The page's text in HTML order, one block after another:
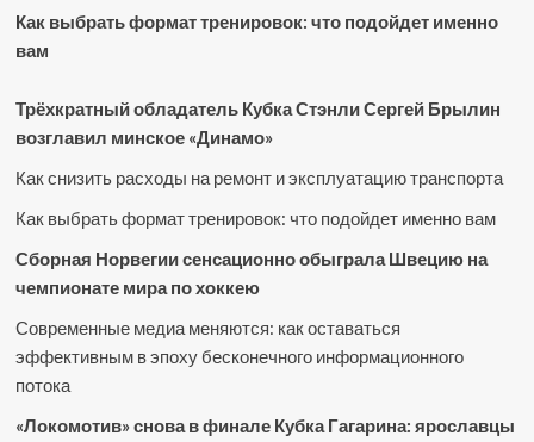
Как выбрать формат тренировок: что подойдет именно
вам
Трёхкратный обладатель Кубка Стэнли Сергей Брылин
возглавил минское «Динамо»
Как снизить расходы на ремонт и эксплуатацию транспорта
Как выбрать формат тренировок: что подойдет именно вам
Сборная Норвегии сенсационно обыграла Швецию на
чемпионате мира по хоккею
Современные медиа меняются: как оставаться
эффективным в эпоху бесконечного информационного
потока
«Локомотив» снова в финале Кубка Гагарина: ярославцы